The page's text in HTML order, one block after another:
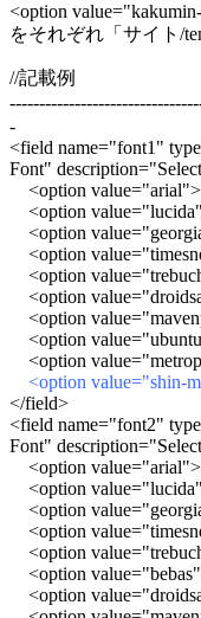
<option
をそれぞれ「サイト/
//記載例
-
<field name="font1"
Font"
<option
<option
<option
<option
<option
<option
<option
<option
<option
<option value="shin-
</field>
<field name="font2"
Font"
<option
<option
<option
<option
<option
<option
<option